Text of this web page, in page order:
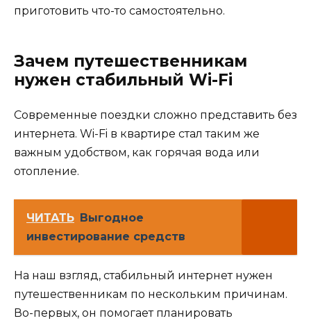
приготовить что-то самостоятельно.
Зачем путешественникам
нужен стабильный Wi-Fi
Современные поездки сложно представить без
интернета. Wi-Fi в квартире стал таким же
важным удобством, как горячая вода или
отопление.
ЧИТАТЬ Выгодное
инвестирование средств
На наш взгляд, стабильный интернет нужен
путешественникам по нескольким причинам.
Во-первых, он помогает планировать